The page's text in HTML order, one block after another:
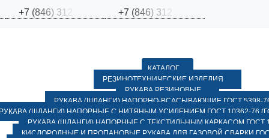
+7 (846) 31 +7 (846) 31
КАТАЛОГ
РЕЗИНОТЕХНИЧЕСКИЕ ИЗДЕЛИЯ
РУКАВА РЕЗИНОВЫЕ
РУКАВА (ШЛАНГИ) НАПОРНО-ВСАСЫВАЮЩИЕ ГОСТ 5398-
(ШЛАНГИ) НАПОРНЫЕ С НИТЯНЫМ УСИЛЕНИЕМ ГОСТ 10362-76
РУКАВА (ШЛАНГИ) НАПОРНЫЕ С ТЕКСТИЛЬНЫМ КАРКАСОМ ГОСТ
КИСЛОРОДНЫЕ И ПРОПАНОВЫЕ РУКАВА ДЛЯ ГАЗОВОЙ СВАРКИ